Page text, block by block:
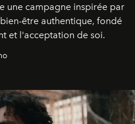
une campagne inspirée par
être authentique, fondé
et l'acceptation de soi.